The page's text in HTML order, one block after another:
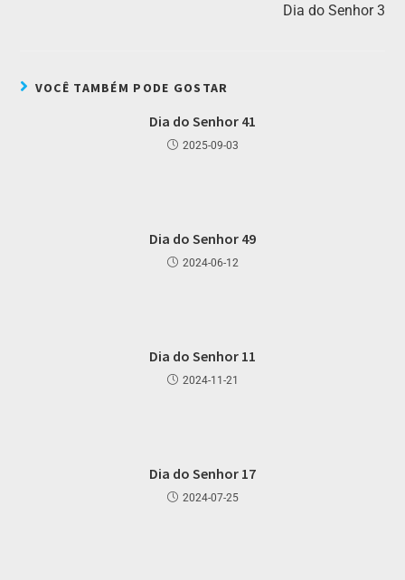
Dia do Senhor 3
VOCÊ TAMBÉM PODE GOSTAR
Dia do Senhor 41
2025-09-03
Dia do Senhor 49
2024-06-12
Dia do Senhor 11
2024-11-21
Dia do Senhor 17
2024-07-25